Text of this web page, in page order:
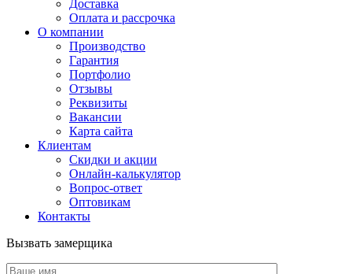
Доставка
Оплата и рассрочка
О компании
Производство
Гарантия
Портфолио
Отзывы
Реквизиты
Вакансии
Карта сайта
Клиентам
Скидки и акции
Онлайн-калькулятор
Вопрос-ответ
Оптовикам
Контакты
Вызвать замерщика